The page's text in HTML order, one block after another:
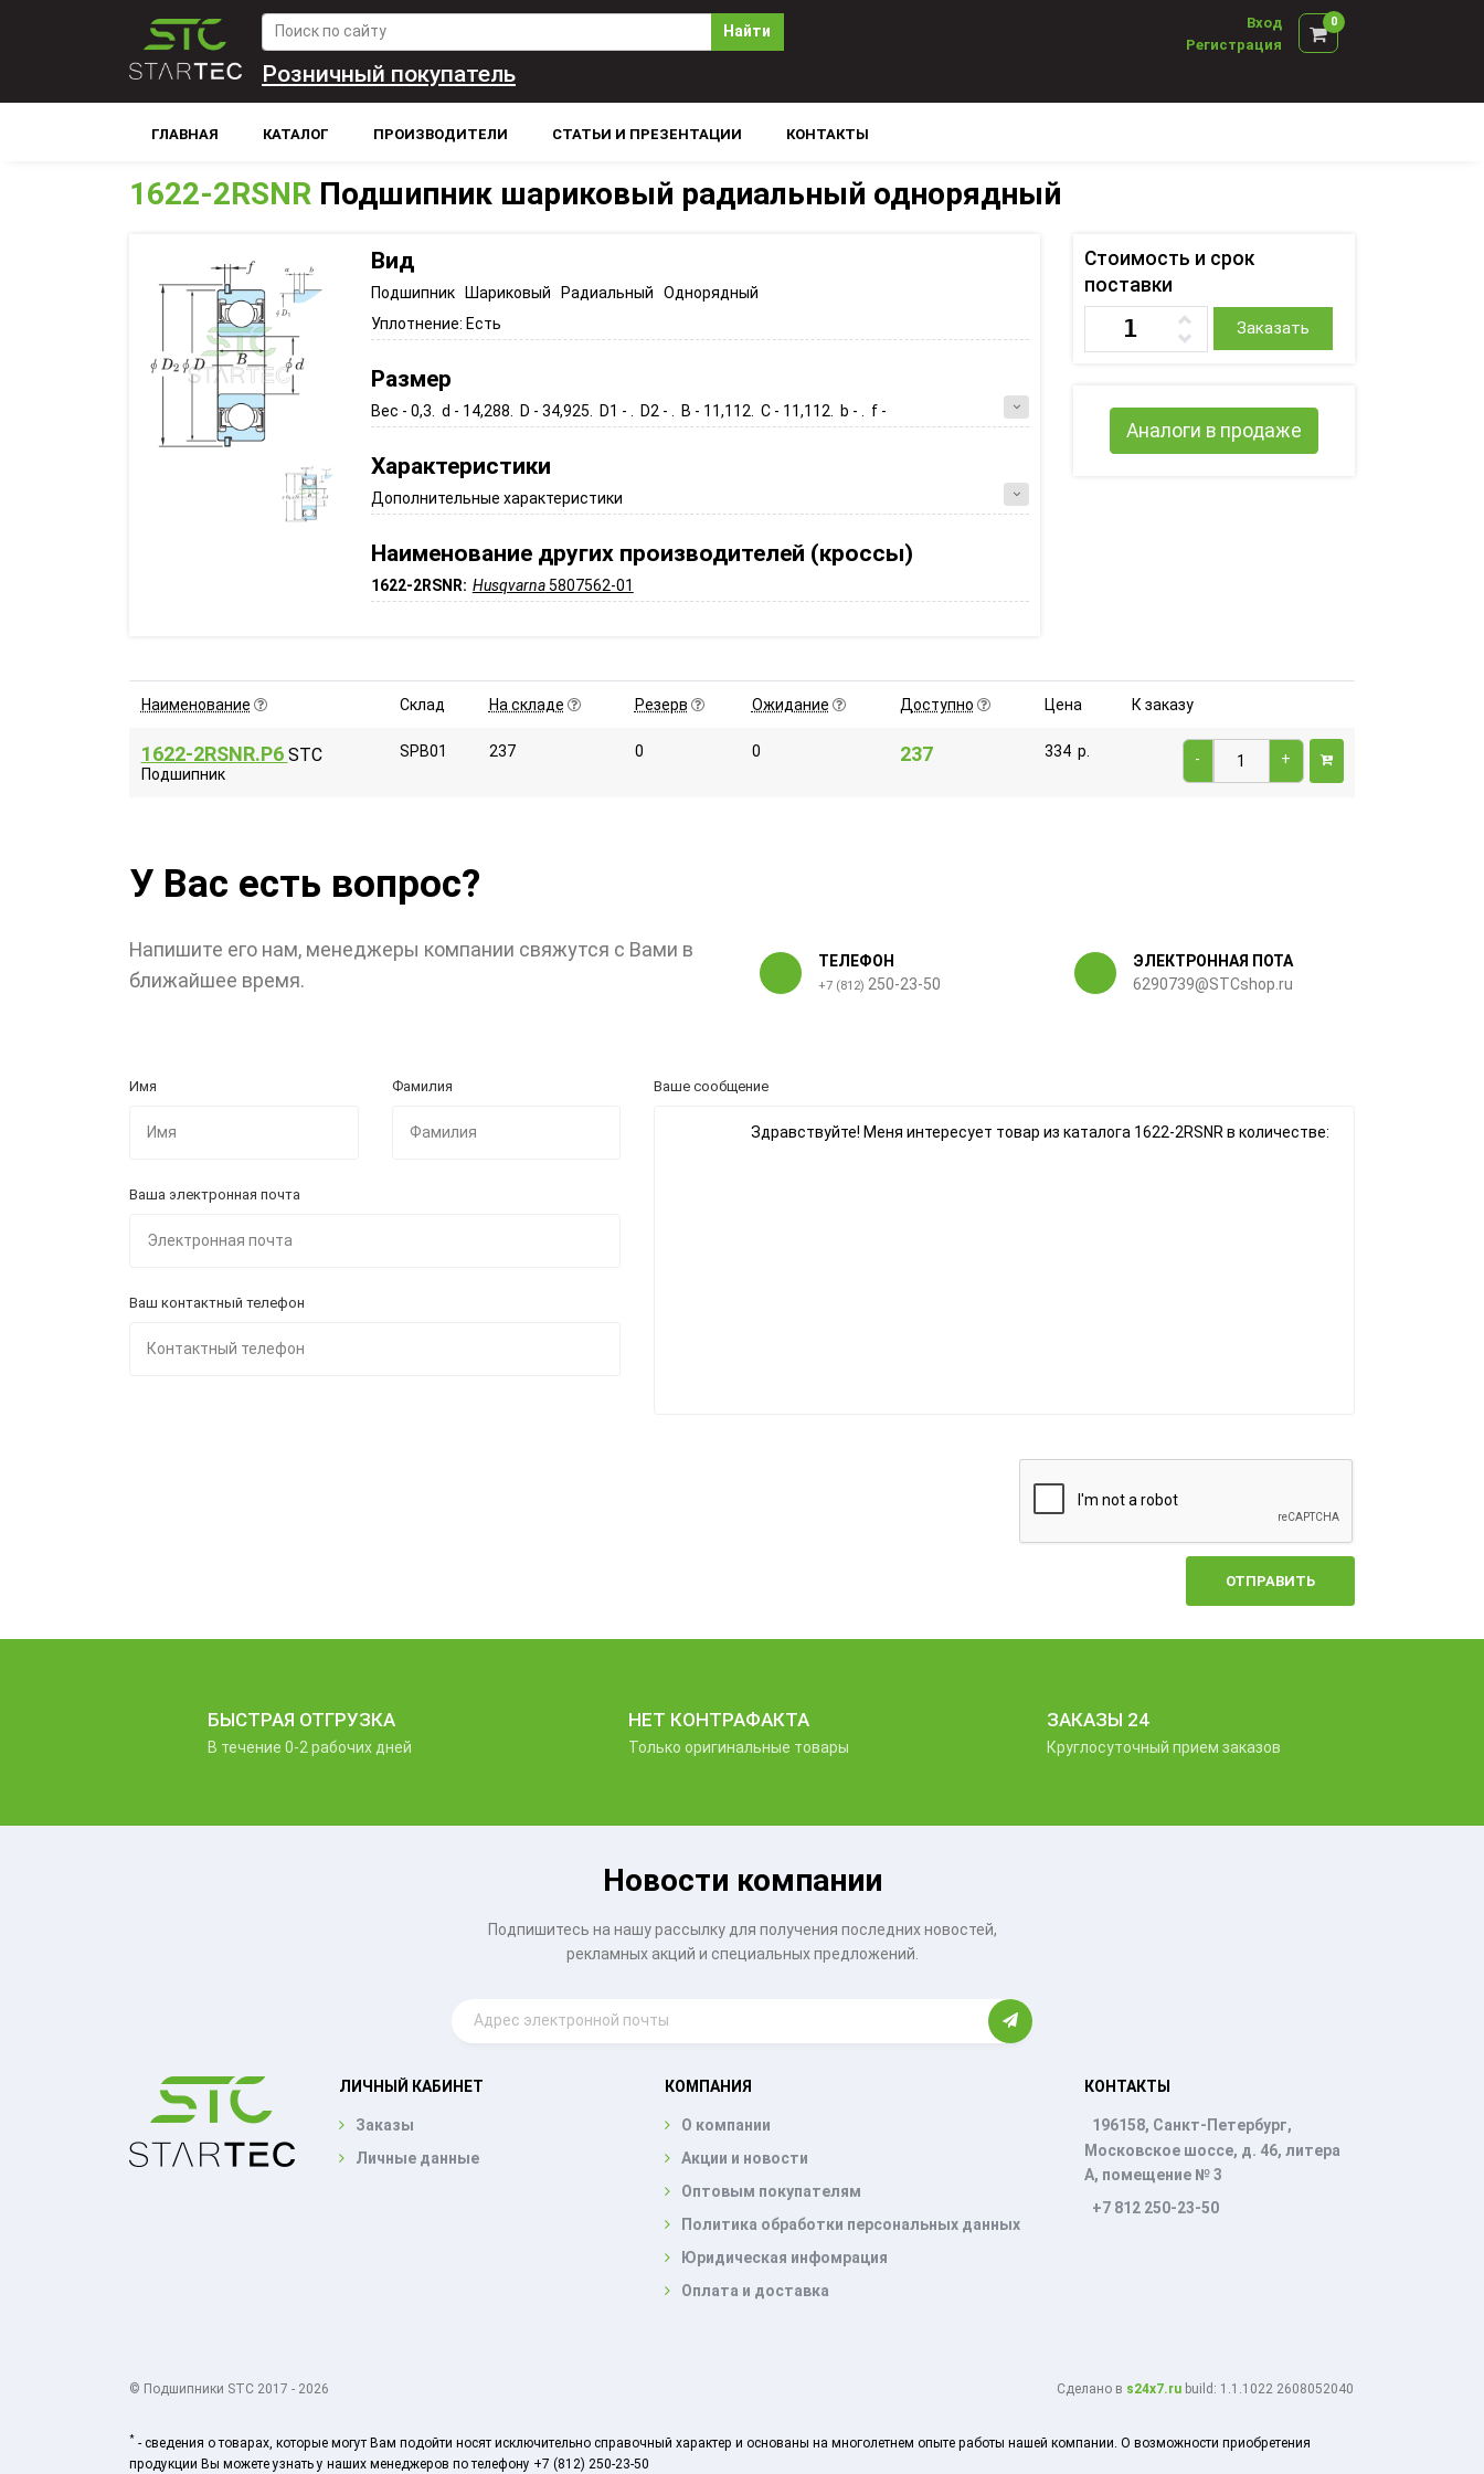
Найти
Вход
Регистрация
0
Розничный покупатель
ГЛАВНАЯ КАТАЛОГ ПРОИЗВОДИТЕЛИ СТАТЬИ И ПРЕЗЕНТАЦИИ КОНТАКТЫ
1622-2RSNR Подшипник шариковый радиальный однорядный
Вид
Подшипник Шариковый Радиальный Однорядный
Уплотнение: Есть
Размер
Вес - 0,3. d - 14,288. D - 34,925. D1 - . D2 - . B - 11,112. C - 11,112. b - . f -
Характеристики
Дополнительные характеристики
Наименование других производителей (кроссы)
1622-2RSNR: Husqvarna5807562-01
Стоимость и срок
поставки
Заказать
Аналоги в продаже
Наименование Склад На складе Резерв Ожидание Доступно Цена К заказу
1622-2RSNR.P6 STC
Подшипник
SPB01 237 0 0 237 334 р. - +
У Вас есть вопрос?
Напишите его нам, менеджеры компании свяжутся с Вами в
ближайшее время.
ТЕЛЕФОН
+7 (812) 250-23-50
ЭЛЕКТРОННАЯ ПОТА
6290739@STCshop.ru
Имя Фамилия
Ваша электронная почта
Ваш контактный телефон
Ваше сообщение
ОТПРАВИТЬ
БЫСТРАЯ ОТГРУЗКА
В течение 0-2 рабочих дней
НЕТ КОНТРАФАКТА
Только оригинальные товары
ЗАКАЗЫ 24
Круглосуточный прием заказов
Новости компании
Подпишитесь на нашу рассылку для получения последних новостей,
рекламных акций и специальных предложений.
ЛИЧНЫЙ КАБИНЕТ
Заказы
Личные данные
КОМПАНИЯ
О компании
Акции и новости
Оптовым покупателям
Политика обработки персональных данных
Юридическая инфомрация
Оплата и доставка
КОНТАКТЫ
196158, Санкт-Петербург,
Московское шоссе, д. 46, литера
А, помещение № 3
+7 812 250-23-50
© Подшипники STC 2017 - 2026 Cделано в s24x7.ru build: 1.1.1022 2608052040
* - сведения о товарах, которые могут Вам подойти носят исключительно справочный характер и основаны на многолетнем опыте работы нашей компании. О возможности приобретения
продукции Вы можете узнать у наших менеджеров по телефону +7 (812) 250-23-50